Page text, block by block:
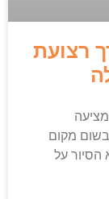
רצועת
בשום מקום
הסיור על